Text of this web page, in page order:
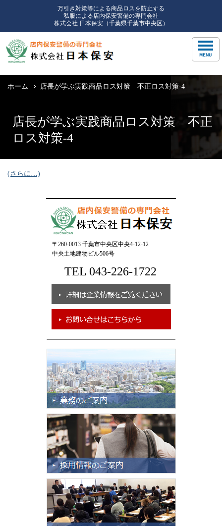
万引き対策等による商品ロスを防止する
私服による店内保安警備の専門会社
株式会社 日本保安（千葉県千葉市中央区）
ホーム 店長が学ぶ実践商品ロス対策 不正ロス対策-4
店長が学ぶ実践商品ロス対策 不正
ロス対策-4
(さらに…)
〒260-0013 千葉市中央区中央4-12-12
中央土地建物ビル506号
TEL 043-226-1722